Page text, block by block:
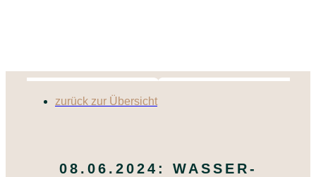
zurück zur Übersicht
08.06.2024: WASSER-